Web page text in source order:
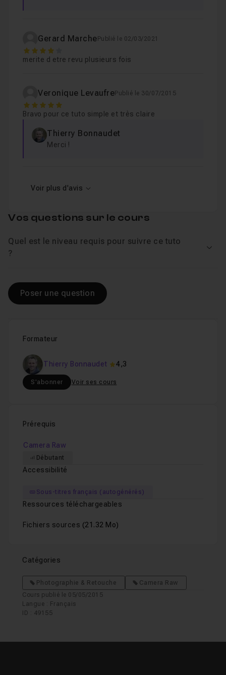
Gerard Marche Publié le 02/03/2021
4
merite d etre revu plusieurs fois
Veronique LevaufrePublié le 30/07/2015
5
Bravo pour ce tuto simple et très claire
Thierry Bonnaudet
Merci !
Voir plus d'avis
Formateur
Thierry Bonnaudet 4,3
S'abonner Voir ses cours
Prérequis
Camera Raw
Débutant
Accessibilité
Sous-titres français (autogénérés)
Ressources téléchargeables
Fichiers sources (21.32 Mo)
Catégories
Photographie & Retouche
Camera Raw
Cours publié le 05/05/2015
Langue : Français
ID : 49155
Vos questions sur le cours
Quel est le niveau requis pour suivre ce tuto
?
Poser une question